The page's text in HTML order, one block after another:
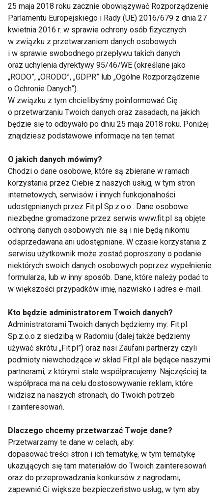
przeszkód.
[-------]
Co robią organizatorzy biegów by wam pomóc?
Podczas tego biegu jest duże ryzyko doznania
kontuzji. Bardzo często łatwo dostać jest skurczu,
odwodnienia organizmu oraz hipotermii. Dlatego
właśnie, organizatorzy dbają o to, aby co jakiś
termiczne oraz punkty pierwszej pomocy.
O takich kobietach, jak ty można śmiało
powiedzieć, że są twardzielkami., a ty jak oceniasz
siebie?
Trudno jest ocenić samego siebie. Samo podjęcie
decyzji o wzięciu udziału w Tough mudder jest
trudne, do końca nie wiemy co może się wydarzyć
podczas biegu. Przygotowania są długie i należy je
poważnie traktować i nie każdy jest to w stanie
zrobić. Mam nadzieję, że bieg ukończę i pokaże
innym, że można. Dopiero wtedy mogę śmiało
powiedzieć, że jestem twardzielką.
W jaki sposób reagują na to co robisz twoi bliscy,
przyjaciele?
Niektórzy z moich znajomych również się
których cześć już się wycofała. Inni zaś dopingują
mnie i trzymają kciuki. Są i tacy, którzy twierdzą ze
jest to szalony pomysł i do końca nie mogą uwierzyć
ze zdecydowałam się wziąć udział w tak ciężkim
biegu. Jest też grono osób, które stwierdziło, że
25 maja 2018 roku zacznie obowiązywać Rozporządzenie
Parlamentu Europejskiego i Rady (UE) 2016/679 z dnia 27
kwietnia 2016 r. w sprawie ochrony osób fizycznych
w związku z przetwarzaniem danych osobowych
i w sprawie swobodnego przepływu takich danych
oraz uchylenia dyrektywy 95/46/WE (określane jako
„RODO”, „ORODO”, „GDPR” lub „Ogólne Rozporządzenie
o Ochronie Danych”).
W związku z tym chcielibyśmy poinformować Cię
o przetwarzaniu Twoich danych oraz zasadach, na jakich
będzie się to odbywało po dniu 25 maja 2018 roku. Poniżej
znajdziesz podstawowe informacje na ten temat.
O jakich danych mówimy?
Chodzi o dane osobowe, które są zbierane w ramach
korzystania przez Ciebie z naszych usług, w tym stron
internetowych, serwisów i innych funkcjonalności
udostępnianych przez Fit.pl Sp.z.o.o.. Dane osobowe
niezbędne gromadzone przez serwis www.fit.pl są objęte
ochroną danych osobowych: nie są i nie będą nikomu
odsprzedawana ani udostępniane. W czasie korzystania z
serwisu użytkownik może zostać poproszony o podanie
niektórych swoich danych osobowych poprzez wypełnienie
formularza, lub w inny sposób. Dane, które należy podać to
w większości przypadków imię, nazwisko i adres e-mail.
Kto będzie administratorem Twoich danych?
Administratorami Twoich danych będziemy my: Fit.pl
Sp.z.o.o z siedzibą w Radomiu (dalej także będziemy
używać skrótu „Fit.pl”) oraz nasi Zaufani partnerzy czyli
podmioty niewchodzące w skład Fit.pl ale będące naszymi
partnerami, z którymi stale współpracujemy. Najczęściej ta
współpraca ma na celu dostosowywanie reklam, które
widzisz na naszych stronach, do Twoich potrzeb
i zainteresowań.
Dlaczego chcemy przetwarzać Twoje dane?
Przetwarzamy te dane w celach, aby:
dopasować treści stron i ich tematykę, w tym tematykę
ukazujących się tam materiałów do Twoich zainteresowań
oraz do przeprowadzania konkursów z nagrodami,
zapewnić Ci większe bezpieczeństwo usług, w tym aby